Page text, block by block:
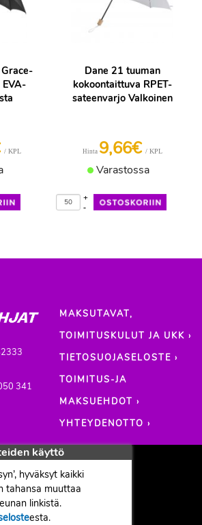
/ KPL
Dane 21 tuuman
kokoontaittuva RPET-
sateenvarjo Valkoinen
Hinta 9,66€ / KPL
Varastossa
-
+
341
MAKSUTAVAT,
TOIMITUSKULUT JA UKK ›
TIETOSUOJASELOSTE ›
TOIMITUS-JA
MAKSUEHDOT ›
YHTEYDENOTTO ›
käyttö
hyväksyt kaikki
tahansa muuttaa
linkistä.
esta.